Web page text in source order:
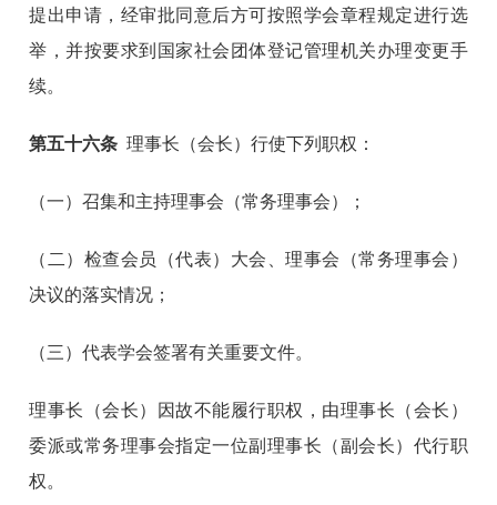
提出申请，经审批同意后方可按照学会章程规定进行选
举，并按要求到国家社会团体登记管理机关办理变更手
续。
第五十六条 理事长（会长）行使下列职权：
（一）召集和主持理事会（常务理事会）；
（二）检查会员（代表）大会、理事会（常务理事会）
决议的落实情况；
（三）代表学会签署有关重要文件。
理事长（会长）因故不能履行职权，由理事长（会长）
委派或常务理事会指定一位副理事长（副会长）代行职
权。